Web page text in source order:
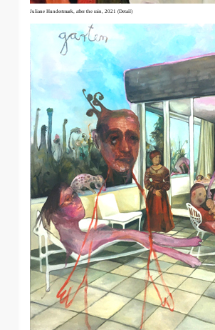
Juliane Hundertmark, after the rain, 2021 (Detail)